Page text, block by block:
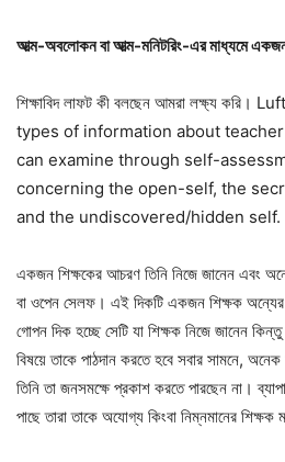
আত্ম-অবলোকন বা আত্ম-মনিটরিং-এর মাধ্যমে একজন
শিক্ষাবিদ লাফট কী বলছেন আমরা লক্ষ্য
types of information about
can examine through self-
concerning the open-self, the
and the undiscovered/hidden self.
একজন শিক্ষকের আচরণ তিনি নিজে জানেন এবং
বা ওপেন সেলফ। এই দিকটি একজন শিক্ষক অন্যের
গোপন দিক হচ্ছে সেটি যা শিক্ষক নিজে জানেন
বিষয়ে তাকে পাঠদান করতে হবে সবার সামনে,
তিনি তা জনসমক্ষে প্রকাশ করতে পারছেন না।
পাছে তারা তাকে অযোগ্য কিংবা নিম্নমানের শিক্ষক